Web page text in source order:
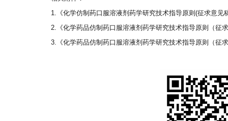
1.《化学仿制药口服溶液剂药学研究技术指导原则(征求意
2.《化学药品仿制药口服溶液剂药学研究技术指导原则（征
3.《化学药品仿制药口服溶液剂药学研究技术指导原则（征